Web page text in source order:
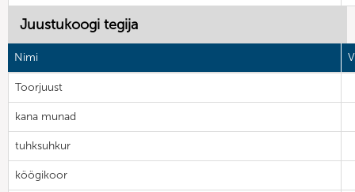
Juustukoogi tegija
Nimi
Toorjuust
kana munad
tuhksuhkur
köögikoor